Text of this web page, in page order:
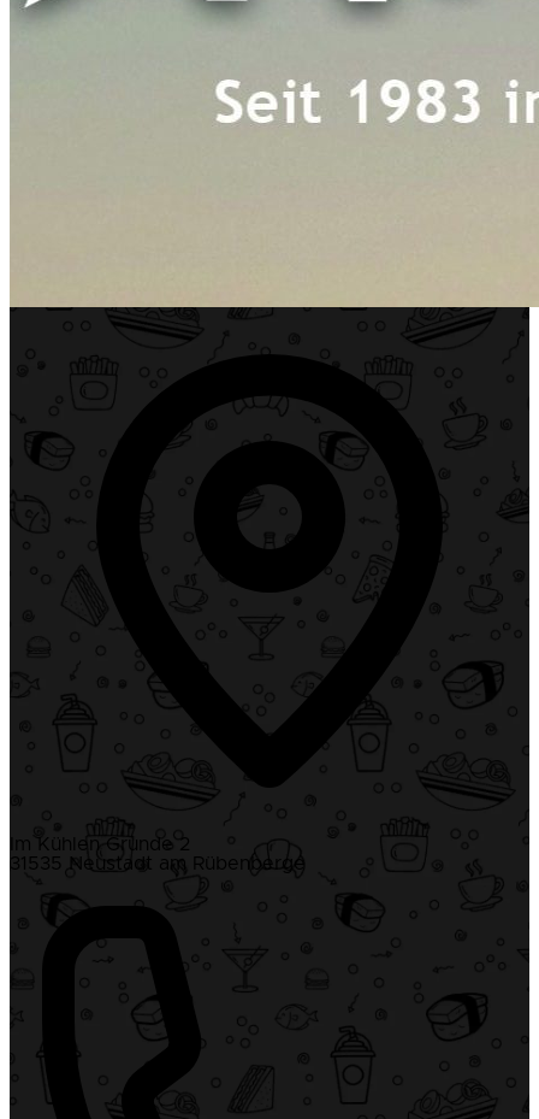
Im Kühlen Grunde 2
31535 Neustadt am Rübenberge